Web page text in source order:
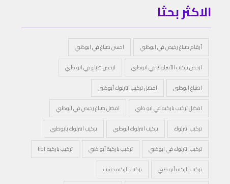
الاكثر بحثا
أرقام صباغ رخيص في ابوظبي
احسن صباغ في ابوظبي
ارخص تركيب الأنترلوك في ابوظبي
ارخص صباغ في ابو ظبي
اصباغ ابوظبى
افضل تركيب انترلوك أبوظبي
افضل تركيب باركيه في ابو ظبي
افضل صباغ رخيص في ابوظبي
تركيب انترلوك
تركيب انترلوك ابوظبي
تركيب انترلوك بابوظبي
تركيب انترلوك في ابوظبي
تركيب باركية أبو ظبي
تركيب باركيه hdf
تركيب باركيه أبو ظبي
تركيب باركيه خشب